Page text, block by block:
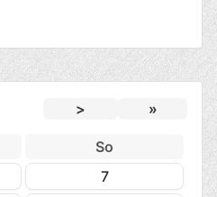
> »
So
7